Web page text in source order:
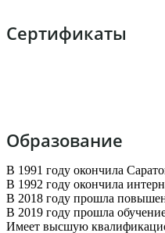
Сертификаты
Образование
В 1991 году окончила
В 1992 году окончила
В 2018 году прошла
В 2019 году прошла
Имеет высшую